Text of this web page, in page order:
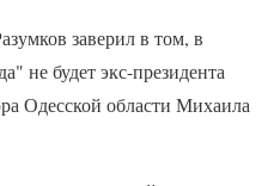
заверил в том, в
не будет экс-президента
Одесской области Михаила